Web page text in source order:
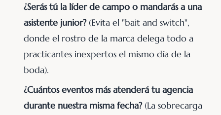
¿Serás tú la líder de campo o mandarás a una
asistente junior?(Evita el "bait and switch",
donde el rostro de la marca delega todo a
practicantes inexpertos el mismo día de la
boda).
¿Cuántos eventos más atenderá tu agencia
durante nuestra misma fecha?(La sobrecarga